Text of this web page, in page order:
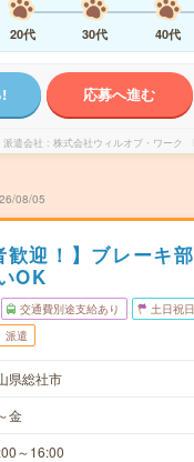
20代
30代 40代
応募へ進む
派遣会社 株式会社ウィルオブ・ワーク
08/05
歓迎！】ブレーキ
OK
交通費別途支給あり 土日祝
派遣
県総社市
金
～16:00